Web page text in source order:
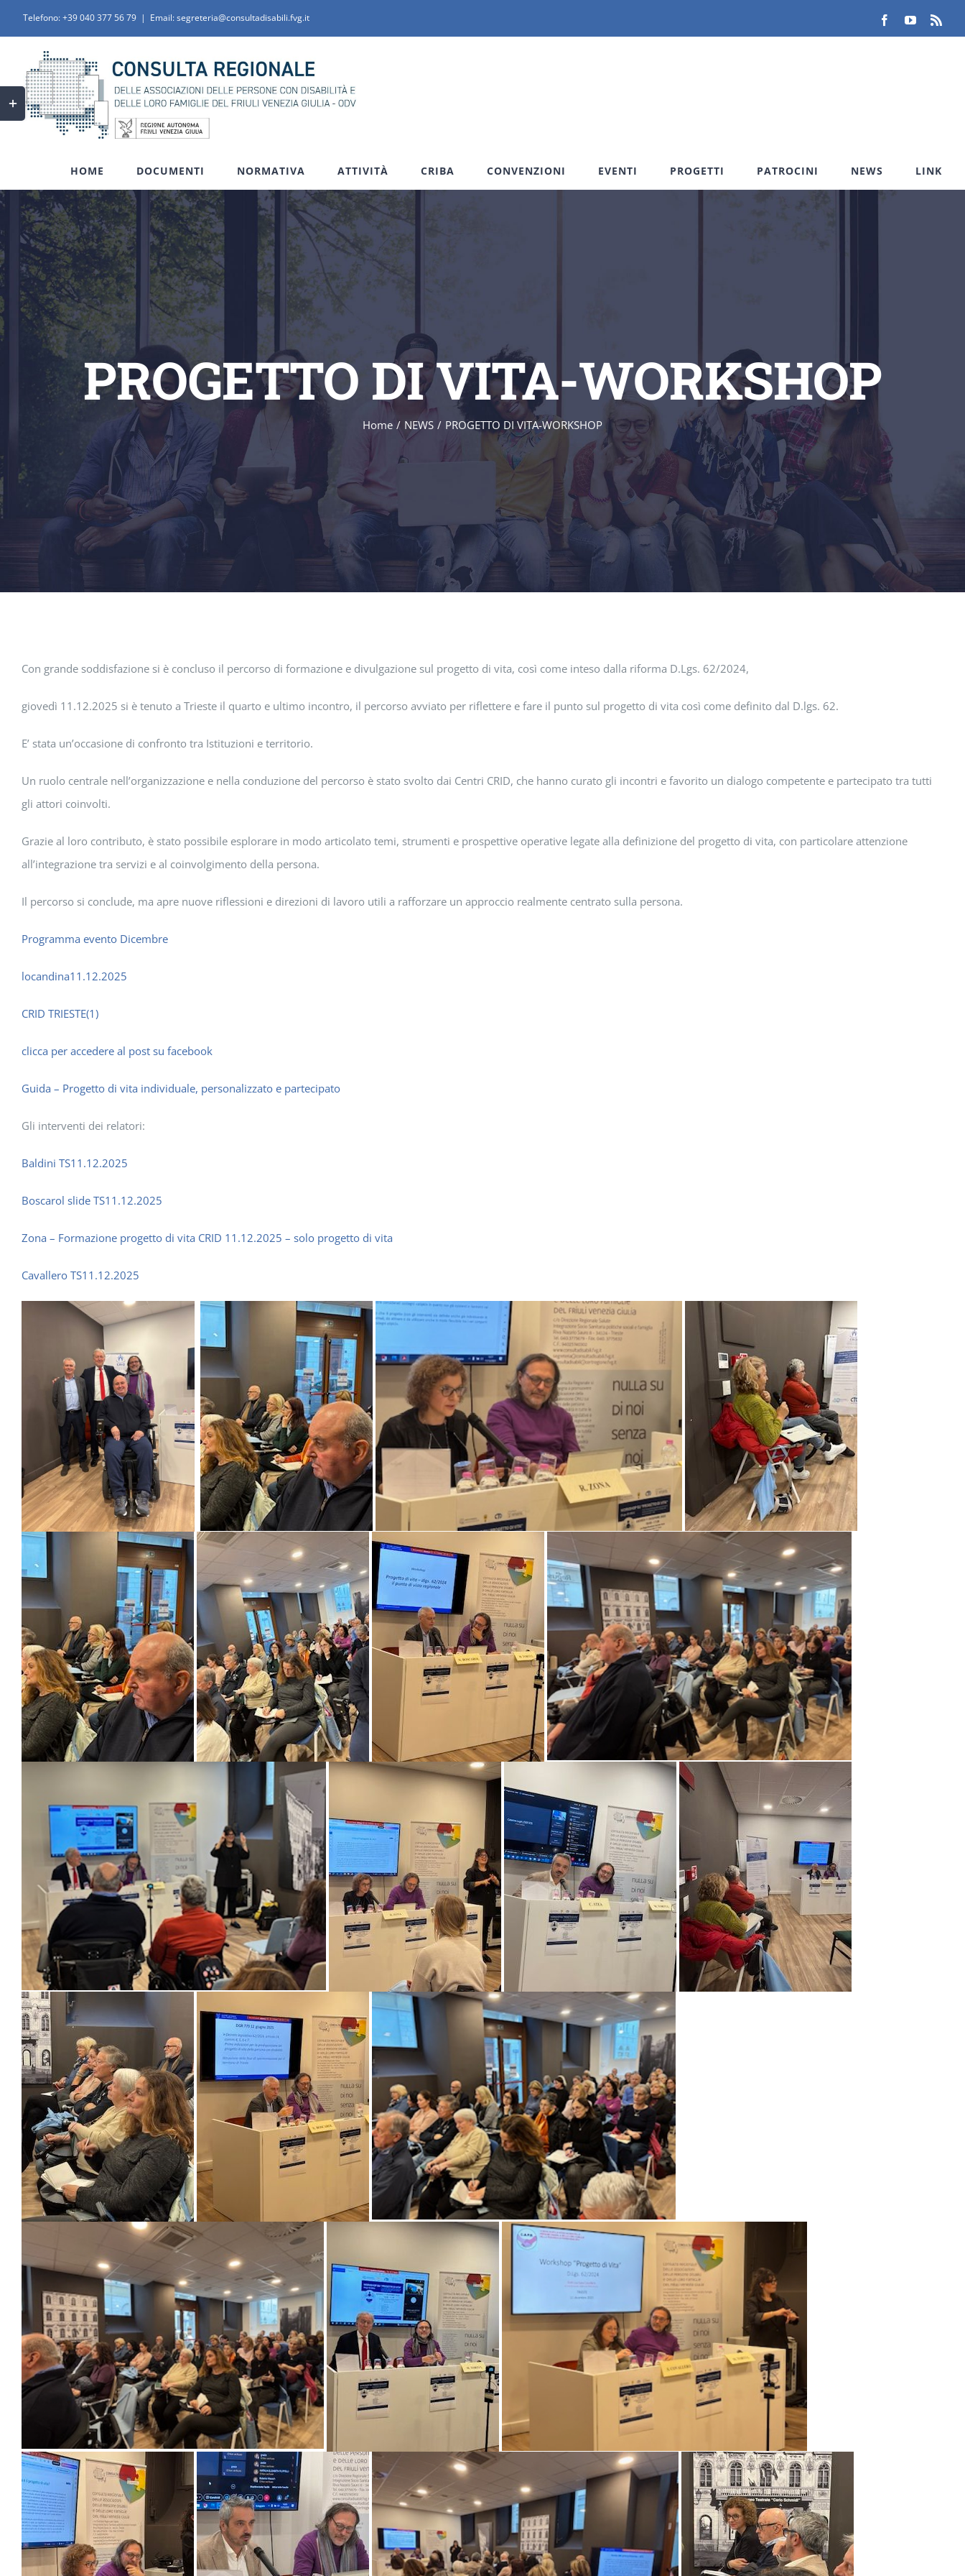
al
contenuto
Telefono:+39 040 377 56 79 | Email: segreteria@consultadisabili.fvg.it FacebookYouTube
HOME DOCUMENTI NORMATIVA ATTIVITÀ CRIBA CONVENZIONI EVENTI PROGETTI PATROCINI NEWS LINK
PROGETTO DI VITA-WORKSHOP
Home / NEWS / PROGETTO DI VITA-WORKSHOP
Con grande soddisfazione si è concluso il percorso di formazione e divulgazione sul progetto di vita, così come inteso dalla riforma D.Lgs. 62/2024,
giovedì 11.12.2025 si è tenuto a Trieste il quarto e ultimo incontro, il percorso avviato per riflettere e fare il punto sul progetto di vita così come definito dal D.lgs. 62.
E’ stata un’occasione di confronto tra Istituzioni e territorio.
Un ruolo centrale nell’organizzazione e nella conduzione del percorso è stato svolto dai Centri CRID, che hanno curato gli incontri e favorito un dialogo competente e partecipato tra tutti
gli attori coinvolti.
Grazie al loro contributo, è stato possibile esplorare in modo articolato temi, strumenti e prospettive operative legate alla definizione del progetto di vita, con particolare attenzione
all’integrazione tra servizi e al coinvolgimento della persona.
Il percorso si conclude, ma apre nuove riflessioni e direzioni di lavoro utili a rafforzare un approccio realmente centrato sulla persona.
Programma evento Dicembre
locandina11.12.2025
CRID TRIESTE(1)
clicca per accedere al post su facebook
Guida – Progetto di vita individuale, personalizzato e partecipato
Gli interventi dei relatori:
Baldini TS11.12.2025
Boscarol slide TS11.12.2025
Zona – Formazione progetto di vita CRID 11.12.2025 – solo progetto di vita
Cavallero TS11.12.2025
Toggle
area